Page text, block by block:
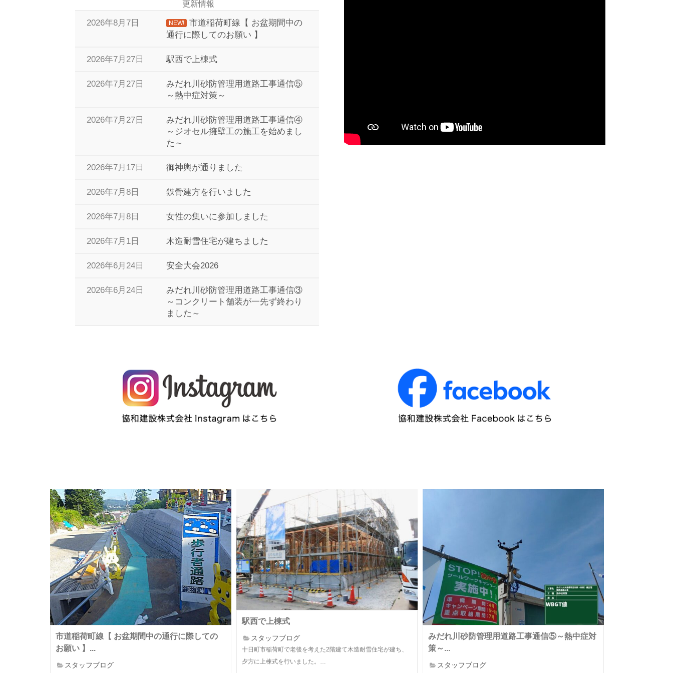
更新情報
2026年8月7日 NEW! 市道稲荷町線【 お盆期間中の
通行に際してのお願い 】
2026年7月27日 駅西で上棟式
2026年7月27日
みだれ川砂防管理用道路工事通信⑤
～熱中症対策～
2026年7月27日
みだれ川砂防管理用道路工事通信④
～ジオセル擁壁工の施工を始めまし
た～
2026年7月17日 御神輿が通りました
2026年7月8日 鉄骨建方を行いました
2026年7月8日 女性の集いに参加しました
2026年7月1日 木造耐雪住宅が建ちました
2026年6月24日 安全大会2026
2026年6月24日
みだれ川砂防管理用道路工事通信③
～コンクリート舗装が一先ず終わり
ました～
市道稲荷町線【 お盆期間中の通行に際しての
お願い 】...
スタッフブログ
駅西で上棟式
スタッフブログ
十日町市稲荷町で老後を考えた2階建て木造耐雪住宅が建ち、
夕方に上棟式を行いました。…
みだれ川砂防管理用道路工事通信⑤～熱中症対
策～...
スタッフブログ